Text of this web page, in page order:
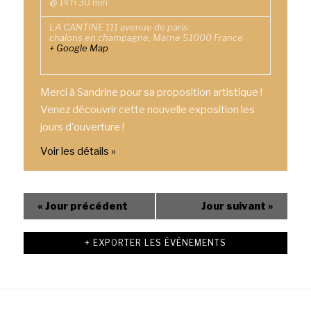
@ 14 h 30 min
LA CANTINE111 avenue de paris
chalons en champagne, Marne 51000 France
+ Google Map
Merci à Sandrine pour sa proposition artistique !
Venez découvrir cette nouvelle exposition les
jours d'ouverture !
Voir les détails »
« Jour précédent Jour suivant »
+ EXPORTER LES ÉVÈNEMENTS